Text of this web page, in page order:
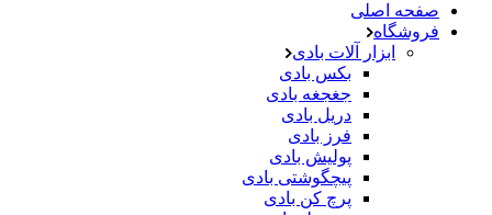
صفحه اصلی
فروشگاه
ابزار آلات بادی
بکس بادی
جغجغه بادی
دریل بادی
فرز بادی
پولیش بادی
پیچگوشتی بادی
پرچ کن بادی